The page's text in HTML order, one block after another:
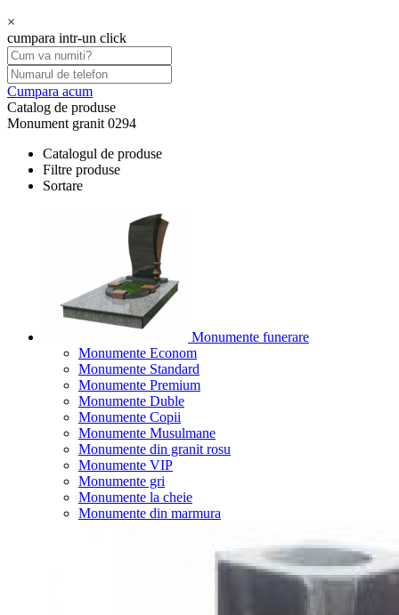
×
cumpara intr-un click
Cumpara acum
Catalog de produse
Monument granit 0294
Catalogul de produse
Filtre produse
Sortare
Monumente funerare
Monumente Econom
Monumente Standard
Monumente Premium
Monumente Duble
Monumente Copii
Monumente Musulmane
Monumente din granit rosu
Monumente VIP
Monumente gri
Monumente la cheie
Monumente din marmura